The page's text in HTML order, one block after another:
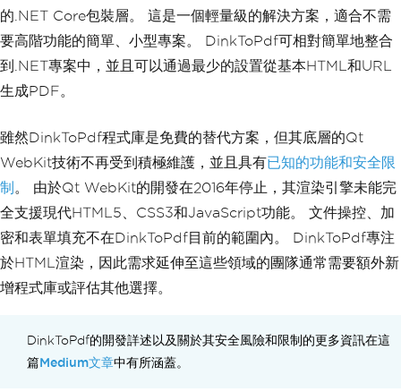
的.NET Core包裝層。 這是一個輕量級的解決方案，適合不需
要高階功能的簡單、小型專案。 DinkToPdf可相對簡單地整合
到.NET專案中，並且可以通過最少的設置從基本HTML和URL
生成PDF。
雖然DinkToPdf程式庫是免費的替代方案，但其底層的Qt
WebKit技術不再受到積極維護，並且具有已知的功能和安全限
制 。 由於Qt WebKit的開發在2016年停止，其渲染引擎未能完
全支援現代HTML5、CSS3和JavaScript功能。 文件操控、加
密和表單填充不在DinkToPdf目前的範圍內。 DinkToPdf專注
於HTML渲染，因此需求延伸至這些領域的團隊通常需要額外新
增程式庫或評估其他選擇。
DinkToPdf的開發詳述以及關於其安全風險和限制的更多資訊在這
篇Medium文章中有所涵蓋。